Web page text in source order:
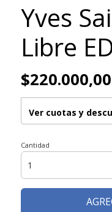
Yves
Libre
$220.000,00
Ver cuotas y
Cantidad